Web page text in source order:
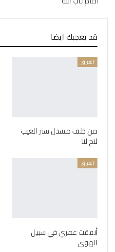
قد يعجبك ايضا
العراق
من خلف مسدل ستر الغيب
لاح لنا
العراق
أنفقت عمري في سبيل
الهوى